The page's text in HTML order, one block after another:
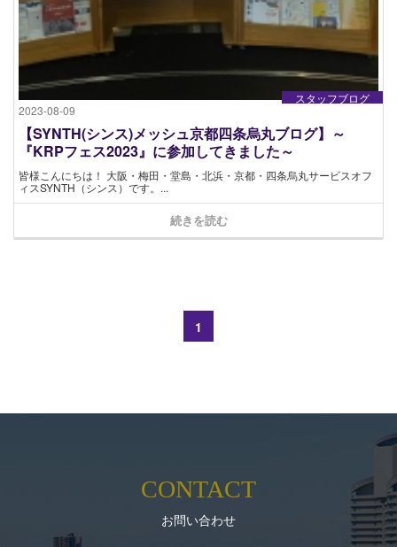
2023-08-09
スタッフブログ
【SYNTH(シンス)メッシュ京都四条烏丸ブログ】～
『KRPフェス2023』に参加してきました～
皆様こんにちは！ 大阪・梅田・堂島・北浜・京都・四条烏丸サービスオフ
ィスSYNTH（シンス）です​。...
続きを読む
1
CONTACT
お問い合わせ